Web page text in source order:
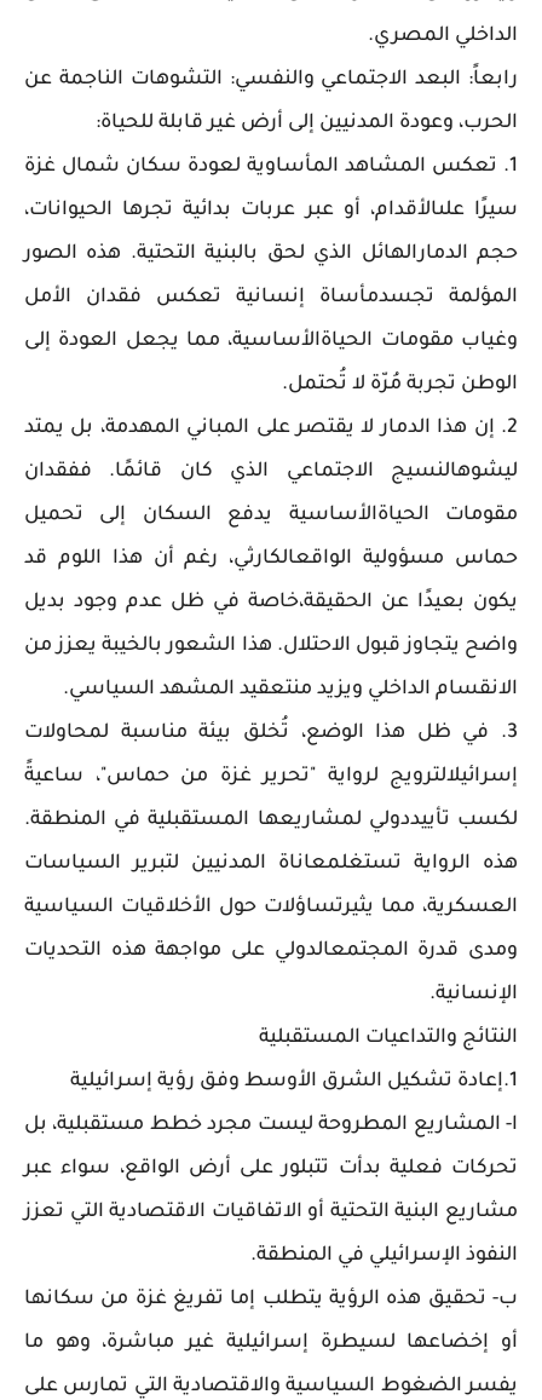
الداخلي المصري.
رابعاً: البعد الاجتماعي والنفسي: التشوهات الناجمة عن
الحرب، وعودة المدنيين إلى أرض غير قابلة للحياة:
1. تعكس المشاهد المأساوية لعودة سكان شمال غزة
سيرًا علىالأقدام، أو عبر عربات بدائية تجرها الحيوانات،
حجم الدمارالهائل الذي لحق بالبنية التحتية. هذه الصور
المؤلمة تجسدمأساة إنسانية تعكس فقدان الأمل
وغياب مقومات الحياةالأساسية، مما يجعل العودة إلى
الوطن تجربة مُرّة لا تُحتمل.
2. إن هذا الدمار لا يقتصر على المباني المهدمة، بل يمتد
ليشوهالنسيج الاجتماعي الذي كان قائمًا. ففقدان
مقومات الحياةالأساسية يدفع السكان إلى تحميل
حماس مسؤولية الواقعالكارثي، رغم أن هذا اللوم قد
يكون بعيدًا عن الحقيقة،خاصة في ظل عدم وجود بديل
واضح يتجاوز قبول الاحتلال. هذا الشعور بالخيبة يعزز من
الانقسام الداخلي ويزيد منتعقيد المشهد السياسي.
3. في ظل هذا الوضع، تُخلق بيئة مناسبة لمحاولات
إسرائيلالترويج لرواية "تحرير غزة من حماس"، ساعيةً
لكسب تأييددولي لمشاريعها المستقبلية في المنطقة.
هذه الرواية تستغلمعاناة المدنيين لتبرير السياسات
العسكرية، مما يثيرتساؤلات حول الأخلاقيات السياسية
ومدى قدرة المجتمعالدولي على مواجهة هذه التحديات
الإنسانية.
النتائج والتداعيات المستقبلية
1.إعادة تشكيل الشرق الأوسط وفق رؤية إسرائيلية
ا- المشاريع المطروحة ليست مجرد خطط مستقبلية، بل
تحركات فعلية بدأت تتبلور على أرض الواقع، سواء عبر
مشاريع البنية التحتية أو الاتفاقيات الاقتصادية التي تعزز
النفوذ الإسرائيلي في المنطقة.
ب- تحقيق هذه الرؤية يتطلب إما تفريغ غزة من سكانها
أو إخضاعها لسيطرة إسرائيلية غير مباشرة، وهو ما
يفسر الضغوط السياسية والاقتصادية التي تمارس على